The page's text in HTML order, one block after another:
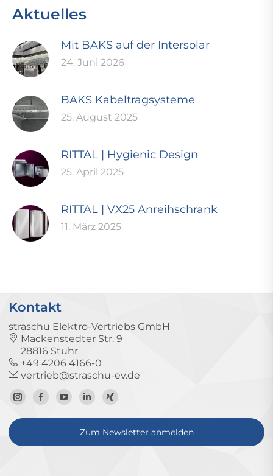
Aktuelles
Mit BAKS auf der Intersolar
24. Juni 2026
BAKS Kabeltragsysteme
25. August 2025
RITTAL | Hygienic Design
25. April 2025
RITTAL | VX25 Anreihschrank
11. März 2025
Kontakt
straschu Elektro-Vertriebs GmbH
Mackenstedter Str. 9
28816 Stuhr
+49 4206 4166-0
vertrieb@straschu-ev.de
Zum
Instagram-
Zur
Facebook-
Zum
YouTube-
Kanal
Zum
LinkedIn-
Profil
Zum
Xing-
Profil
Zum Newsletter anmelden